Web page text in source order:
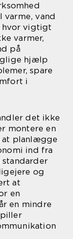
vand
hvor vigtigt
varmer,
på
hjælp
spare
i
det ikke
montere en
at planlægge
ind fra
og
at
en
en mindre